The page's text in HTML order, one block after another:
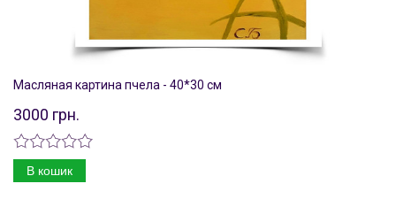
Масляная картина пчела - 40*30 см
3000 грн.
В кошик